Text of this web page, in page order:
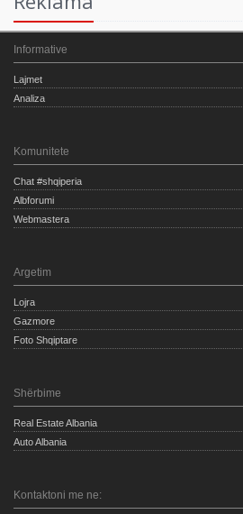
Informative
Lajmet
Analiza
Komunitete
Chat #shqiperia
Albforumi
Webmastera
Argetim
Lojra
Gazmore
Foto Shqiptare
Shërbime
Real Estate Albania
Auto Albania
Kontaktoni me ne: